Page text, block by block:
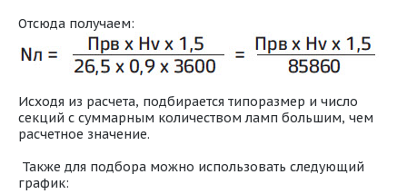
Отсюда получаем:
Исходя из расчета, подбирается типоразмер и число
секций с суммарным количеством ламп большим, чем
расчетное значение.
Также для подбора можно использовать следующий
график: